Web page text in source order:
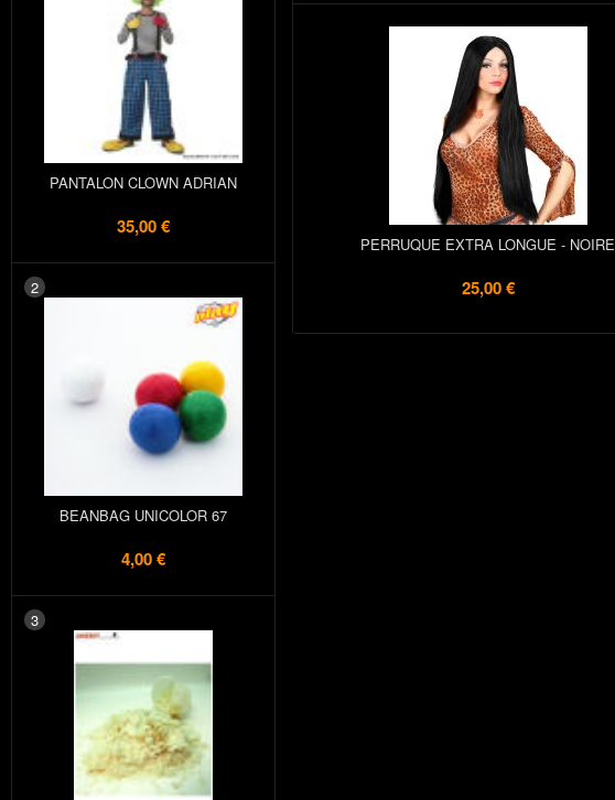
PANTALON CLOWN ADRIAN
35,00 €
2
BEANBAG UNICOLOR 67
4,00 €
3
PERRUQUE EXTRA LONGUE - NOIRE
25,00 €